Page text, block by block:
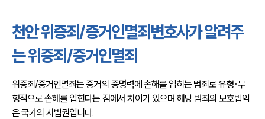
천안변호사 주요 업무사례
천안 분사무소 오시는 길
천안변호사상담 상담접수
채용정보
천안 위증죄/증거인멸죄변호사가 알려주
는 위증죄/증거인멸죄
위증죄/증거인멸죄는 증거의 증명력에 손해를 입히는 범죄로 유형·무
형적으로 손해를 입힌다는 점에서 차이가 있으며 해당 범죄의 보호법익
은 국가의 사법권입니다.